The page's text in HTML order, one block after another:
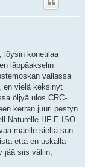
löysin konetilaa
läppäakselin
vallassa
en vielä keksinyt
öljyä ulos CRC-
kerran juuri pestyn
Naturelle HF-E ISO
mäelle sieltä sun
että en uskalla
jää siis väliin,